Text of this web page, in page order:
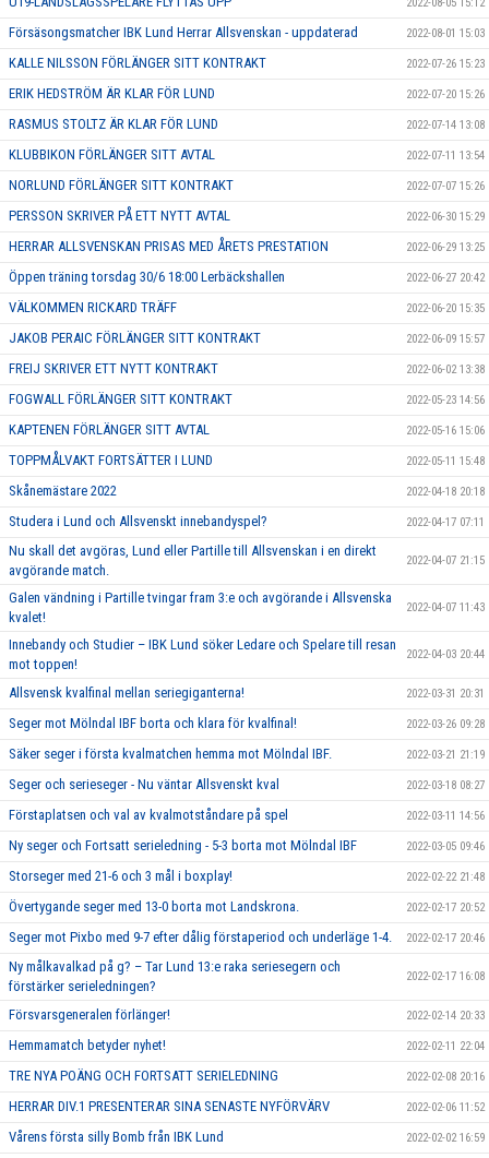
Försäsongsmatcher IBK Lund Herrar Allsvenskan - uppdaterad 2022-08-01 15:03
KALLE NILSSON FÖRLÄNGER SITT KONTRAKT 2022-07-26 15:23
ERIK HEDSTRÖM ÄR KLAR FÖR LUND 2022-07-20 15:26
RASMUS STOLTZ ÄR KLAR FÖR LUND 2022-07-14 13:08
KLUBBIKON FÖRLÄNGER SITT AVTAL 2022-07-11 13:54
NORLUND FÖRLÄNGER SITT KONTRAKT 2022-07-07 15:26
PERSSON SKRIVER PÅ ETT NYTT AVTAL 2022-06-30 15:29
HERRAR ALLSVENSKAN PRISAS MED ÅRETS PRESTATION 2022-06-29 13:25
Öppen träning torsdag 30/6 18:00 Lerbäckshallen 2022-06-27 20:42
VÄLKOMMEN RICKARD TRÄFF 2022-06-20 15:35
JAKOB PERAIC FÖRLÄNGER SITT KONTRAKT 2022-06-09 15:57
FREIJ SKRIVER ETT NYTT KONTRAKT 2022-06-02 13:38
FOGWALL FÖRLÄNGER SITT KONTRAKT 2022-05-23 14:56
KAPTENEN FÖRLÄNGER SITT AVTAL 2022-05-16 15:06
TOPPMÅLVAKT FORTSÄTTER I LUND 2022-05-11 15:48
Skånemästare 2022 2022-04-18 20:18
Studera i Lund och Allsvenskt innebandyspel? 2022-04-17 07:11
Nu skall det avgöras, Lund eller Partille till Allsvenskan i en direkt
avgörande match.
2022-04-07 21:15
Galen vändning i Partille tvingar fram 3:e och avgörande i Allsvenska
kvalet!
2022-04-07 11:43
Innebandy och Studier – IBK Lund söker Ledare och Spelare till resan
mot toppen!
2022-04-03 20:44
Allsvensk kvalfinal mellan seriegiganterna! 2022-03-31 20:31
Seger mot Mölndal IBF borta och klara för kvalfinal! 2022-03-26 09:28
Säker seger i första kvalmatchen hemma mot Mölndal IBF. 2022-03-21 21:19
Seger och serieseger - Nu väntar Allsvenskt kval 2022-03-18 08:27
Förstaplatsen och val av kvalmotståndare på spel 2022-03-11 14:56
Ny seger och Fortsatt serieledning - 5-3 borta mot Mölndal IBF 2022-03-05 09:46
Storseger med 21-6 och 3 mål i boxplay! 2022-02-22 21:48
Övertygande seger med 13-0 borta mot Landskrona. 2022-02-17 20:52
Seger mot Pixbo med 9-7 efter dålig förstaperiod och underläge 1-4. 2022-02-17 20:46
Ny målkavalkad på g? – Tar Lund 13:e raka seriesegern och
förstärker serieledningen?
2022-02-17 16:08
Försvarsgeneralen förlänger! 2022-02-14 20:33
Hemmamatch betyder nyhet! 2022-02-11 22:04
TRE NYA POÄNG OCH FORTSATT SERIELEDNING 2022-02-08 20:16
HERRAR DIV.1 PRESENTERAR SINA SENASTE NYFÖRVÄRV 2022-02-06 11:52
Vårens första silly Bomb från IBK Lund 2022-02-02 16:59